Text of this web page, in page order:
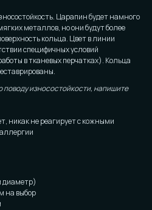
Царапин будет намного
металлов, но они будут более
кольца. Цвет в линии
специфичных условий
в тканевых перчатках). Кольца
поводу износостойкости, напишите
никак не реагирует с кожными
диаметр)
на выбор